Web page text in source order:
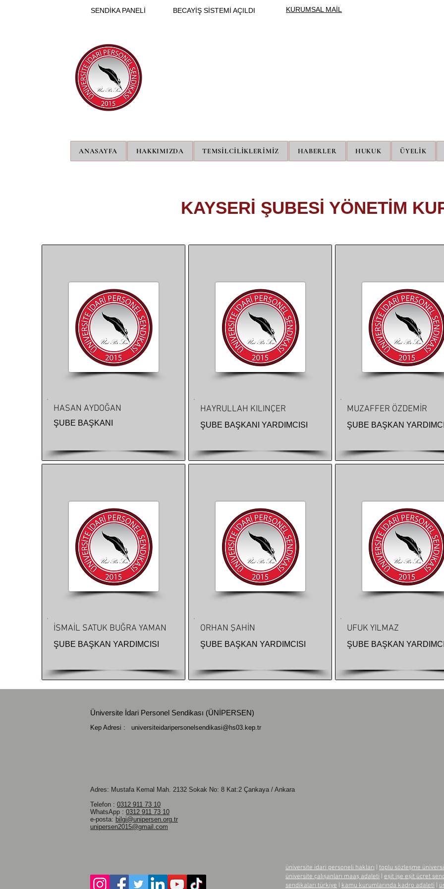
SENDİKA PANELİ BECAYİŞ SİSTEMİ AÇILDI KURUMSAL MAİL
ANASAYFA HAKKIMIZDA TEMSİLCİLİKLERİMİZ HABERLER HUKUK ÜYELİK
KAYSERİ ŞUBESİ YÖNETİM
HASAN AYDOĞAN
ŞUBE BAŞKANI
İSMAİL SATUK BUĞRA YAMAN
ŞUBE BAŞKAN YARDIMCISI
HAYRULLAH KILINÇER
ŞUBE BAŞKANI YARDIMCISI
ORHAN ŞAHİN
ŞUBE BAŞKAN YARDIMCISI
MUZAFFER ÖZDEMİR
ŞUBE BAŞKAN
UFUK YILMAZ
ŞUBE BAŞKAN
Üniversite İdari Personel Sendikası (ÜNİPERSEN)
Kep Adresi : universiteidaripersonelsendikasi@hs03.kep.tr
Adres: Mustafa Kemal Mah. 2132 Sokak No: 8 Kat:2 Çankaya / Ankara
Telefon : 0312 911 73 10
WhatsApp : 0312 911 73 10
e-posta: bilgi@unipersen.org.tr
unipersen2015@gmail.com
üniversite idari personeli hakları
toplu sözleşme
üniversite çalışanları maaş adaleti
eşit işe eşit ücret
sendikaları türkiye
kamu kurumlarında kadro adaleti